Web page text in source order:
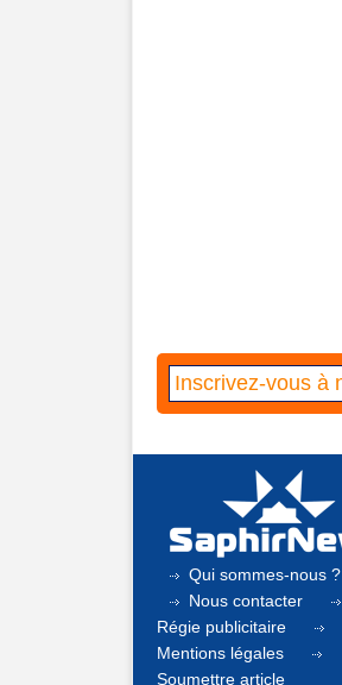
Qui sommes-nous ?
Nous contacter
Régie publicitaire
Mentions légales
Soumettre article